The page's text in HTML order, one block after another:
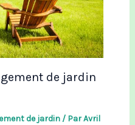
de jardin
de jardin/ ParAvril